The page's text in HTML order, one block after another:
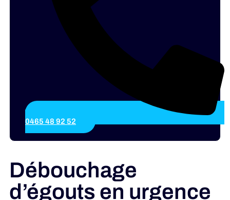
0465 48 92 52
Débouchage
d’égouts en urgence